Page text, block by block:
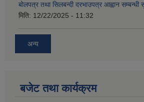
बोलपत्र तथा सिलबन्दी दरभाउपत्र आह्वान सम्बन्धी
मिति: 12/22/2025 - 11:32
अन्य
बजेट तथा कार्यक्रम